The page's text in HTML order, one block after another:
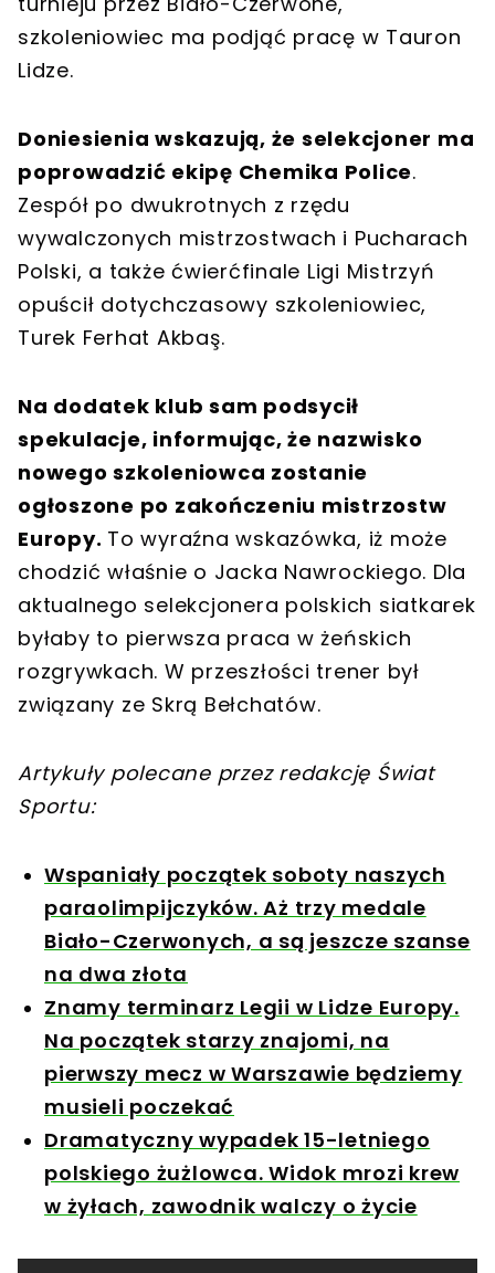
szkoleniowiec ma podjąć pracę w Tauron
Lidze.
Doniesienia wskazują, że selekcjoner ma
poprowadzić ekipę Chemika Police.
Zespół po dwukrotnych z rzędu
wywalczonych mistrzostwach i Pucharach
Polski, a także ćwierćfinale Ligi Mistrzyń
opuścił dotychczasowy szkoleniowiec,
Turek Ferhat Akbaş.
Na dodatek klub sam podsycił
spekulacje, informując, że nazwisko
nowego szkoleniowca zostanie
ogłoszone po zakończeniu mistrzostw
Europy. To wyraźna wskazówka, iż może
chodzić właśnie o Jacka Nawrockiego. Dla
aktualnego selekcjonera polskich siatkarek
byłaby to pierwsza praca w żeńskich
rozgrywkach. W przeszłości trener był
związany ze Skrą Bełchatów.
Artykuły polecane przez redakcję Świat
Sportu:
Wspaniały początek soboty naszych
paraolimpijczyków. Aż trzy medale
Biało-Czerwonych, a są jeszcze szanse
na dwa złota
Znamy terminarz Legii w Lidze Europy.
Na początek starzy znajomi, na
pierwszy mecz w Warszawie będziemy
musieli poczekać
Dramatyczny wypadek 15-letniego
polskiego żużlowca. Widok mrozi krew
w żyłach, zawodnik walczy o życie